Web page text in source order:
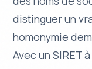
distinguer un
homonymie
Avec un SIRET